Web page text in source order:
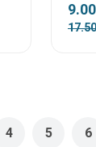
4 5 6